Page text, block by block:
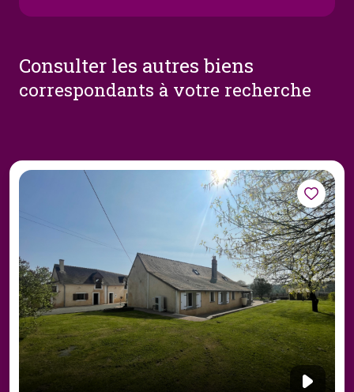
consulter les autres biens
correspondants à votre recherche